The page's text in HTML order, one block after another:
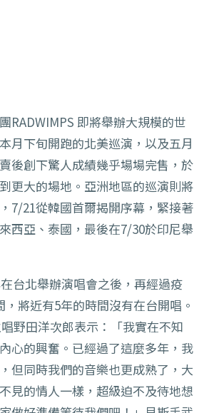
RADWIMPS 即將舉辦大規模的世
月下旬開跑的北美巡演，以及五月
後創下驚人成績幾乎場場完售，於
更大的場地。亞洲地區的巡演則將
7/21從韓國首爾揭開序幕，緊接著
西亞、泰國，最後在7/30於印尼舉
台北舉辦演唱會之後，再經過疫
將近有5年的時間沒有在台開唱。
野田洋次郎表示：「我實在不知
心的興奮。已經過了這麼多年，我
但同時我們的音樂也更成熟了，大
見的情人一樣，超級迫不及待地想